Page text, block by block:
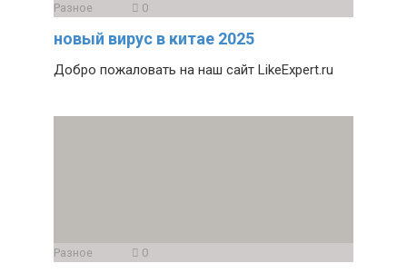
Разное 0
новый вирус в китае 2025
Добро пожаловать на наш сайт LikeExpert.ru
Разное 0